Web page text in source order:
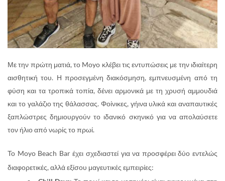
Με την πρώτη ματιά, το Moyo κλέβει τις εντυπώσεις με την ιδιαίτερη
αισθητική του. Η προσεγμένη διακόσμηση, εμπνευσμένη από τη
φύση και τα τροπικά τοπία, δένει αρμονικά με τη χρυσή αμμουδιά
και το γαλάζιο της θάλασσας. Φοίνικες, γήινα υλικά και αναπαυτικές
ξαπλώστρες δημιουργούν το ιδανικό σκηνικό για να απολαύσετε
τον ήλιο από νωρίς το πρωί.
Το Moyo Beach Bar έχει σχεδιαστεί για να προσφέρει δύο εντελώς
διαφορετικές, αλλά εξίσου μαγευτικές εμπειρίες: